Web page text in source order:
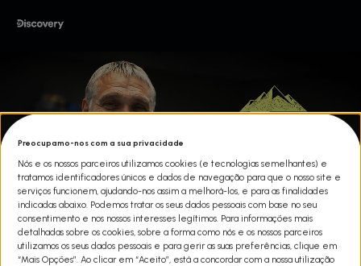
Preocupamo-nos com a sua privacidade
Nós e os nossos parceiros utilizamos cookies (e tecnologias semelhantes) e
tratamos identificadores únicos e dados de navegação para que o nosso site e
serviços funcionem, ajudando-nos assim a melhorá-los, e para as finalidades
indicadas abaixo. Podemos tratar os seus dados pessoais com base no seu
consentimento e nos nossos interesses legítimos. Para informações mais
detalhadas sobre os cookies, sobre a forma como nós e os nossos parceiros
utilizamos os seus dados pessoais e para gerir as suas preferências, clique em
“Mais Opções”. Ao clicar em “Aceito”, está a concordar com a nossa utilização